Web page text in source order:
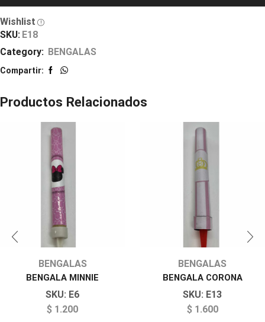
Wishlist
SKU: E18
Category: BENGALAS
Compartir:
Productos Relacionados
BENGALAS
BENGALA MINNIE
SKU: E6
$ 1.200
BENGALAS
BENGALA CORONA
SKU: E13
$1.600